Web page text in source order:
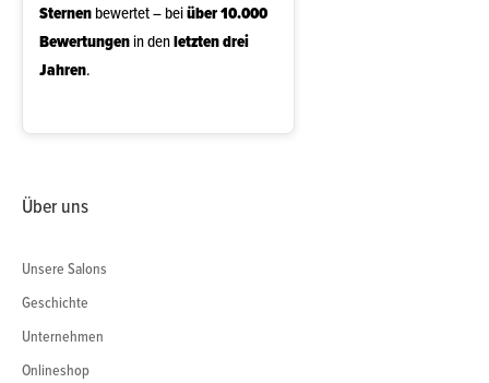
Sternenbewertet – beiüber 10.000
Bewertungenin denletzten drei
Jahren.
Über uns
Unsere Salons
Geschichte
Unternehmen
Onlineshop